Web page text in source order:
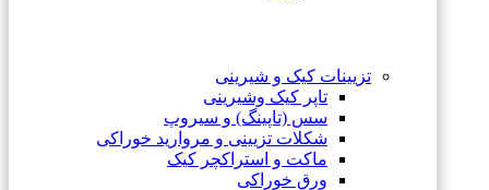
تزیینات کیک و شیرینی
تاپر کیک وشیرینی
سس (تاپینگ) و سیروپ
شکلات تزیینی و مروارید خوراکی
ماکت و استراکچر کیک
ورق خوراکی